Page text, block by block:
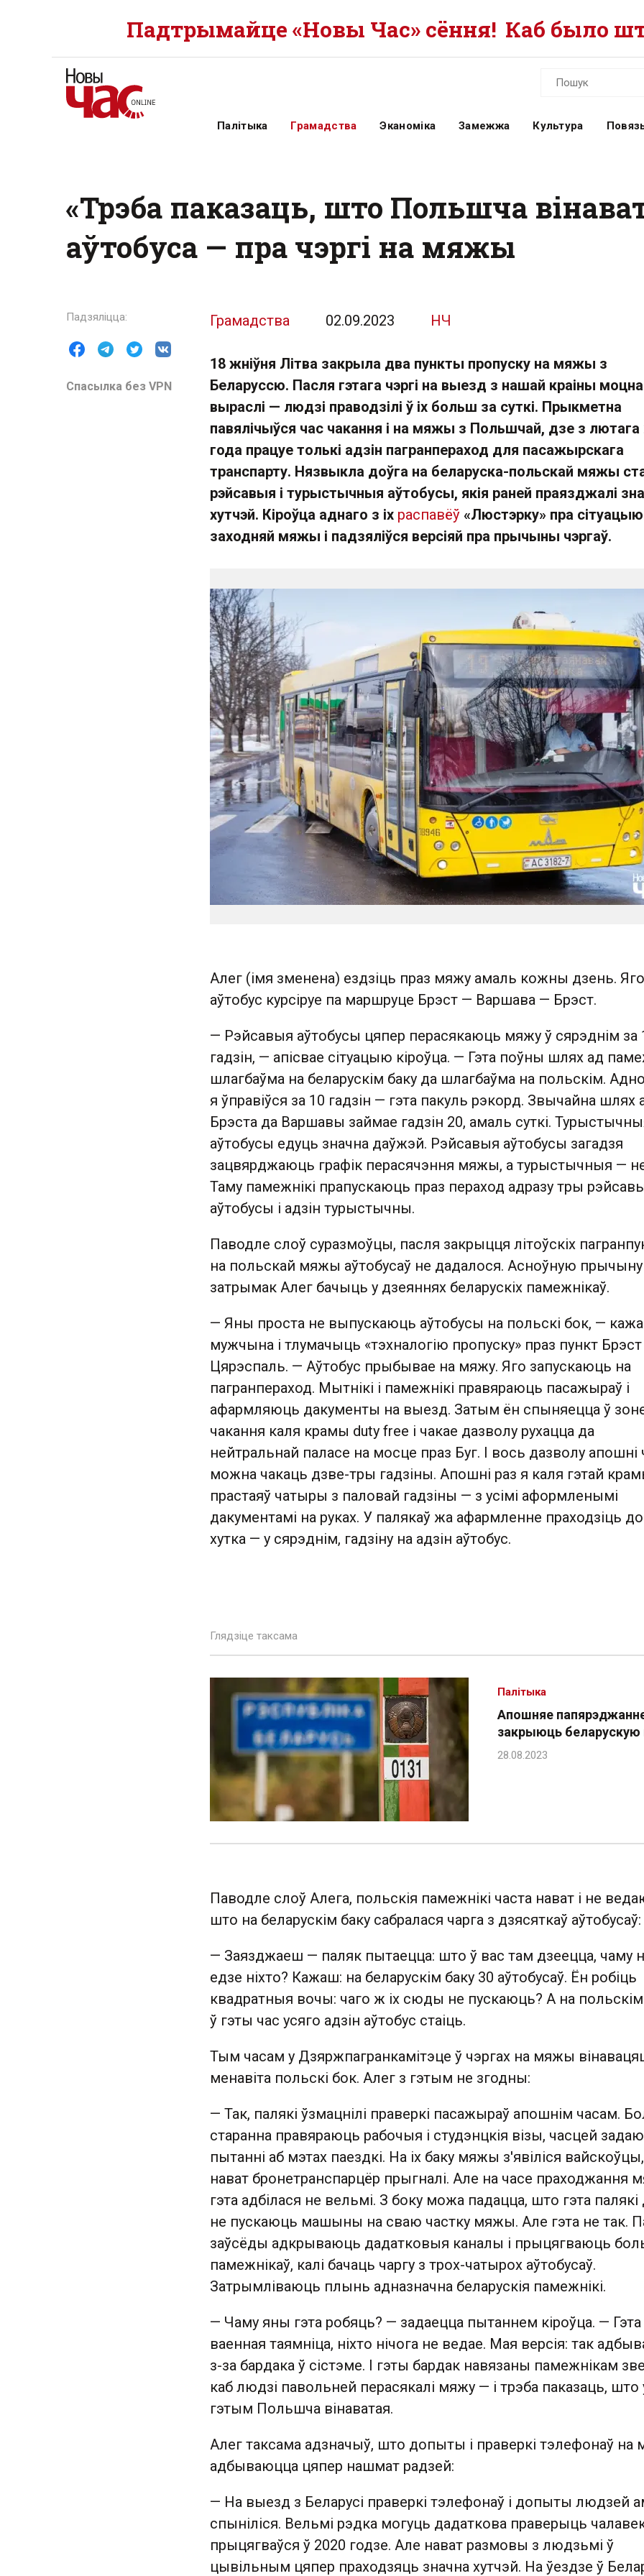
Падтрымайце «Новы Час» сёння! Каб было
Палітыка Грамадства Эканоміка Замежжа Культура
«Трэба паказаць, што Польшча
аўтобуса — пра чэргі на мяжы
Спасылка без VPN
Грамадства 02.09.2023 НЧ
18 жніўня Літва закрыла два пункты пропуску на мяжы з
Беларуссю. Пасля гэтага чэргі на выезд з нашай краіны моцна
выраслі — людзі праводзілі ў іх больш за суткі. Прыкметна
павялічыўся час чакання і на мяжы з Польшчай, дзе з лютага
года працуе толькі адзін пагранпераход для пасажырскага
транспарту. Нязвыкла доўга на беларуска-польскай мяжы
рэйсавыя і турыстычныя аўтобусы, якія раней праязджалі
хутчэй. Кіроўца аднаго з іх распавёў «Люстэрку» пра
заходняй мяжы і падзяліўся версіяй пра прычыны чэргаў.
Алег (імя зменена) ездзіць праз мяжу амаль кожны дзень. Яго
аўтобус курсіруе па маршруце Брэст — Варшава — Брэст.
— Рэйсавыя аўтобусы цяпер перасякаюць мяжу ў сярэднім за
гадзін, — апісвае сітуацыю кіроўца. — Гэта поўны шлях ад
шлагбаўма на беларускім баку да шлагбаўма на польскім.
я ўправіўся за 10 гадзін — гэта пакуль рэкорд. Звычайна шлях
Брэста да Варшавы займае гадзін 20, амаль суткі.
аўтобусы едуць значна даўжэй. Рэйсавыя аўтобусы загадзя
зацвярджаюць графік перасячэння мяжы, а турыстычныя —
Таму памежнікі прапускаюць праз пераход адразу тры
аўтобусы і адзін турыстычны.
Паводле слоў суразмоўцы, пасля закрыцця літоўскіх
на польскай мяжы аўтобусаў не дадалося. Асноўную прычыну
затрымак Алег бачыць у дзеяннях беларускіх памежнікаў.
— Яны проста не выпускаюць аўтобусы на польскі бок, — кажа
мужчына і тлумачыць «тэхналогію пропуску» праз пункт
Цярэспаль. — Аўтобус прыбывае на мяжу. Яго запускаюць на
пагранпераход. Мытнікі і памежнікі правяраюць пасажыраў і
афармляюць дакументы на выезд. Затым ён спыняецца ў
чакання каля крамы duty free і чакае дазволу рухацца да
нейтральнай паласе на мосце праз Буг. І вось дазволу апошні
можна чакаць дзве-тры гадзіны. Апошні раз я каля гэтай
прастаяў чатыры з паловай гадзіны — з усімі аформленымі
дакументамі на руках. У палякаў жа афармленне праходзіць
хутка — у сярэднім, гадзіну на адзін аўтобус.
Глядзіце таксама
Апошняе
закрыюць
Палітыка
Паводле слоў Алега, польскія памежнікі часта нават і не
што на беларускім баку сабралася чарга з дзясяткаў аўтобусаў:
— Заязджаеш — паляк пытаецца: што ў вас там дзеецца, чаму
едзе ніхто? Кажаш: на беларускім баку 30 аўтобусаў. Ён робіць
квадратныя вочы: чаго ж іх сюды не пускаюць? А на польскім
ў гэты час усяго адзін аўтобус стаіць.
Тым часам у Дзяржпагранкамітэце ў чэргах на мяжы
менавіта польскі бок. Алег з гэтым не згодны:
— Так, палякі ўзмацнілі праверкі пасажыраў апошнім часам.
старанна правяраюць рабочыя і студэнцкія візы, часцей
пытанні аб мэтах паездкі. На іх баку мяжы з'явіліся вайскоўцы,
нават бронетранспарцёр прыгналі. Але на часе праходжання
гэта адбілася не вельмі. З боку можа падацца, што гэта палякі
не пускаюць машыны на сваю частку мяжы. Але гэта не так.
заўсёды адкрываюць дадатковыя каналы і прыцягваюць
памежнікаў, калі бачаць чаргу з трох-чатырох аўтобусаў.
Затрымліваюць плынь адназначна беларускія памежнікі.
— Чаму яны гэта робяць? — задаецца пытаннем кіроўца. — Гэта
ваенная таямніца, ніхто нічога не ведае. Мая версія: так
з-за бардака ў сістэме. І гэты бардак навязаны памежнікам
каб людзі павольней перасякалі мяжу — і трэба паказаць, што
гэтым Польшча вінаватая.
Алег таксама адзначыў, што допыты і праверкі тэлефонаў на
адбываюцца цяпер нашмат радзей:
— На выезд з Беларусі праверкі тэлефонаў і допыты людзей
спыніліся. Вельмі рэдка могуць дадаткова праверыць
прыцягваўся ў 2020 годзе. Але нават размовы з людзьмі ў
цывільным цяпер праходзяць значна хутчэй. На ўездзе ў